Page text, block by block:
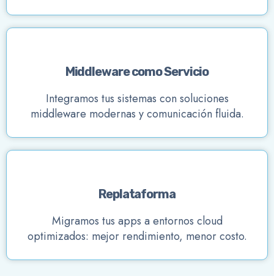
Middleware como Servicio
Integramos tus sistemas con soluciones
middleware modernas y comunicación fluida.
Replataforma
Migramos tus apps a entornos cloud
optimizados: mejor rendimiento, menor costo.